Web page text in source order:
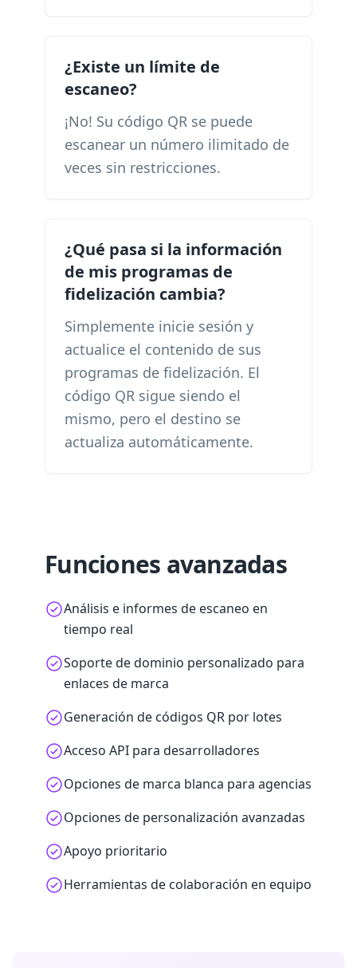
¿Existe un límite de
escaneo?
¡No! Su código QR se puede
escanear un número ilimitado de
veces sin restricciones.
¿Qué pasa si la información
de mis programas de
fidelización cambia?
Simplemente inicie sesión y
actualice el contenido de sus
programas de fidelización. El
código QR sigue siendo el
mismo, pero el destino se
actualiza automáticamente.
Funciones avanzadas
Análisis e informes de escaneo en
tiempo real
Soporte de dominio personalizado para
enlaces de marca
Generación de códigos QR por lotes
Acceso API para desarrolladores
Opciones de marca blanca para agencias
Opciones de personalización avanzadas
Apoyo prioritario
Herramientas de colaboración en equipo